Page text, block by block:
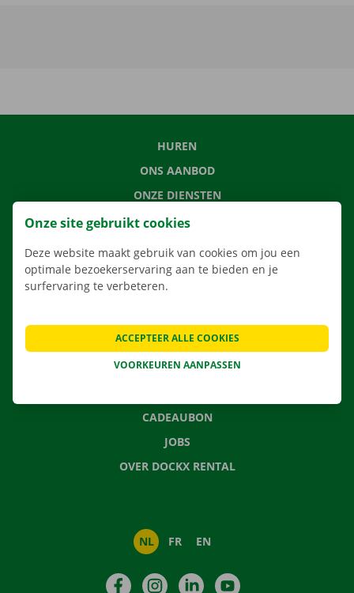
HUREN
ONS AANBOD
ONZE DIENSTEN
LOCATIES
VERHUISOPLOSSINGEN
CONTACTEER ONS
VEELGESTELDE VRAGEN
CADEAUBON
JOBS
OVER DOCKX RENTAL
NL FR EN
FacebookInstagramLinkedIn
Onze site gebruikt cookies
Deze website maakt gebruik van cookies om jou een
optimale bezoekerservaring aan te bieden en je
surfervaring te verbeteren.
VOORKEUREN AANPASSEN
ACCEPTEER ALLE COOKIES